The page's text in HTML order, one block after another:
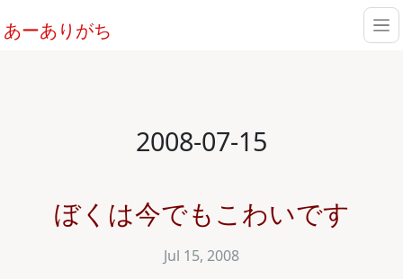
あーありがち
2008-07-15
ぼくは今でもこわいです
Jul 15, 2008